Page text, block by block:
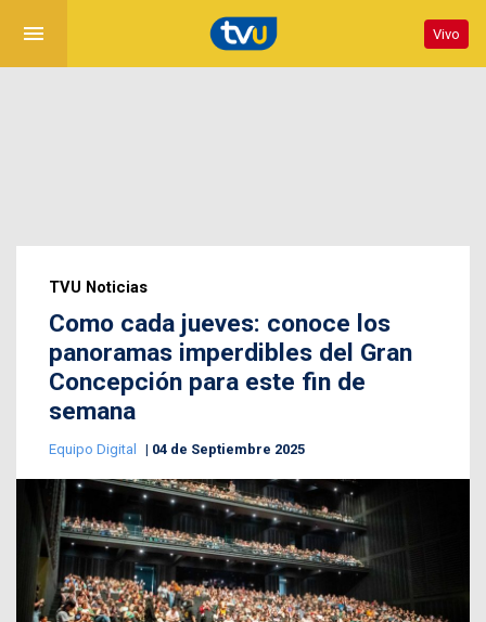
menu Vivo
TVU Noticias
Como cada jueves: conoce los
panoramas imperdibles del Gran
Concepción para este fin de
semana
Equipo Digital 04 de Septiembre 2025